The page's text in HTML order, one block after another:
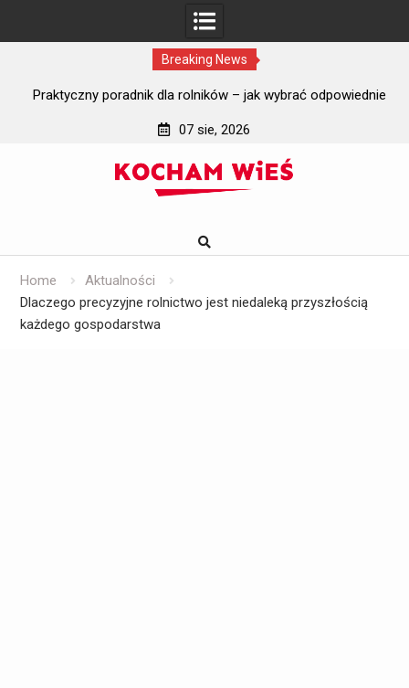
Breaking News
Praktyczny poradnik dla rolników – jak wybrać odpowiednie
07 sie, 2026
Home
Aktualności
Dlaczego precyzyjne rolnictwo jest niedaleką przyszłością
każdego gospodarstwa